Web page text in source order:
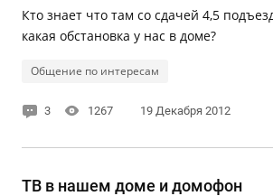
Кто знает что там со сдачей 4,5
какая обстановка у нас в доме?
Общение по интересам
3 1267 19 Декабря 2012
ТВ в нашем доме и домофон